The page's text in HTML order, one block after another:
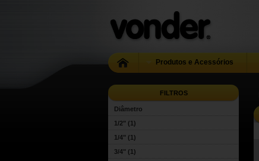
Produtos e Acessórios
FILTROS
Diâmetro
1/2" (1)
1/4" (1)
3/4" (1)